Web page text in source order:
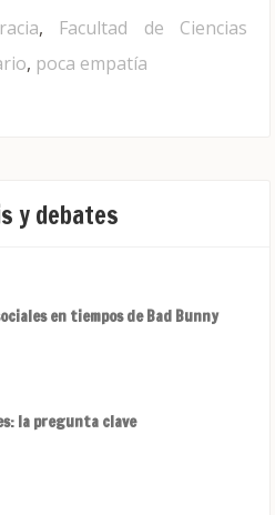
, Facultad de Ciencias
, poca empatía
y debates
en tiempos de Bad Bunny
la pregunta clave